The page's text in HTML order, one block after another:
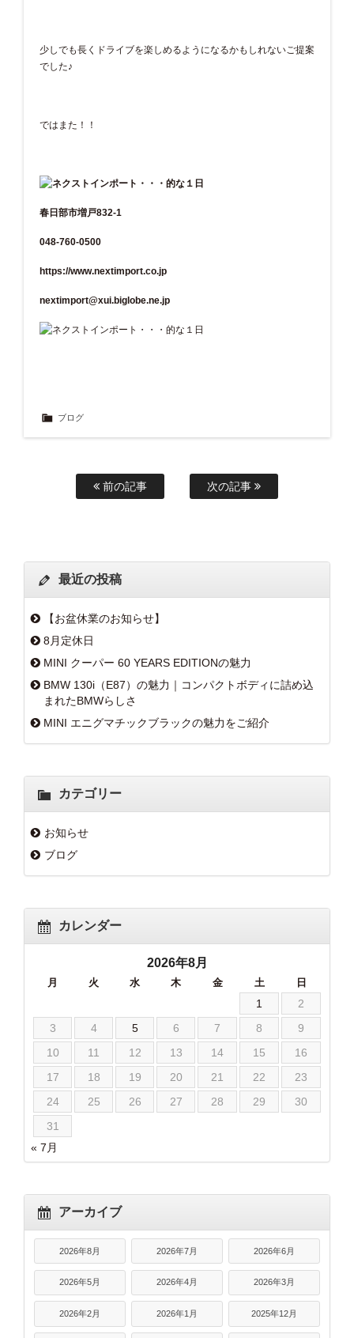
少しでも長くドライブを楽しめるようになるかもしれないご提案
でした♪
ではまた！！
春日部市増戸832-1
048-760-0500
https://www.nextimport.co.jp
nextimport@xui.biglobe.ne.jp
ブログ
前の記事 次の記事
最近の投稿
【お盆休業のお知らせ】
8月定休日
MINI クーパー 60 YEARS EDITIONの魅力
BMW 130i（E87）の魅力｜コンパクトボディに詰め込
まれたBMWらしさ
MINI エニグマチックブラックの魅力をご紹介
カテゴリー
お知らせ
ブログ
カレンダー
2026年8月
月 火 水 木 金 土 日
1
2
3
4 5 6 7 8
9
10
11 12 13 14 15
16
17
18 19 20 21 22
23
24
25 26 27 28 29
30
31
« 7月
アーカイブ
2026年8月 2026年7月 2026年6月
2026年5月 2026年4月 2026年3月
2026年2月 2026年1月 2025年12月